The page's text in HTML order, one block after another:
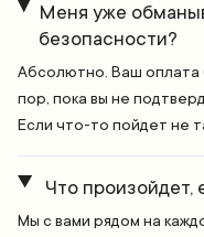
Меня уже
безопасности?
Абсолютно. Ваш оплата
пор, пока вы не
Если что-то пойдет не
Что произойдет,
Мы с вами рядом на